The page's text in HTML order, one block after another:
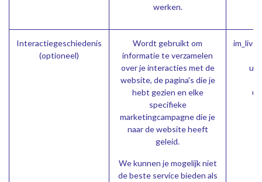
werken.
Interactiegeschiedenis
(optioneel)
Wordt gebruikt om
informatie te verzamelen
over je interacties met de
website, de pagina's die je
hebt gezien en elke
specifieke
marketingcampagne die je
naar de website heeft
geleid.
We kunnen je mogelijk niet
de beste service bieden als